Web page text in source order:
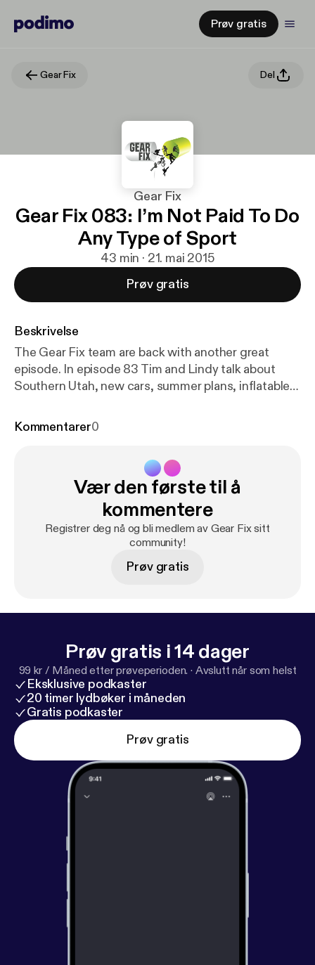
Prøv gratis
Gear Fix Del
Gear Fix
Gear Fix 083: I’m Not Paid To Do
Any Type of Sport
43 min · 21. mai 2015
Prøv gratis
Beskrivelse
The Gear Fix team are back with another great
episode. In episode 83 Tim and Lindy talk about
Southern Utah, new cars, summer plans, inflatable
Gear Genius would you rather.
Kommentarer0
Vær den første til å
kommentere
Registrer deg nå og bli medlem av Gear Fix sitt
community!
Prøv gratis
Prøv gratis i 14 dager
99 kr / Måned etter prøveperioden. · Avslutt når som helst
Eksklusive podkaster
20 timer lydbøker i måneden
Gratis podkaster
Prøv gratis